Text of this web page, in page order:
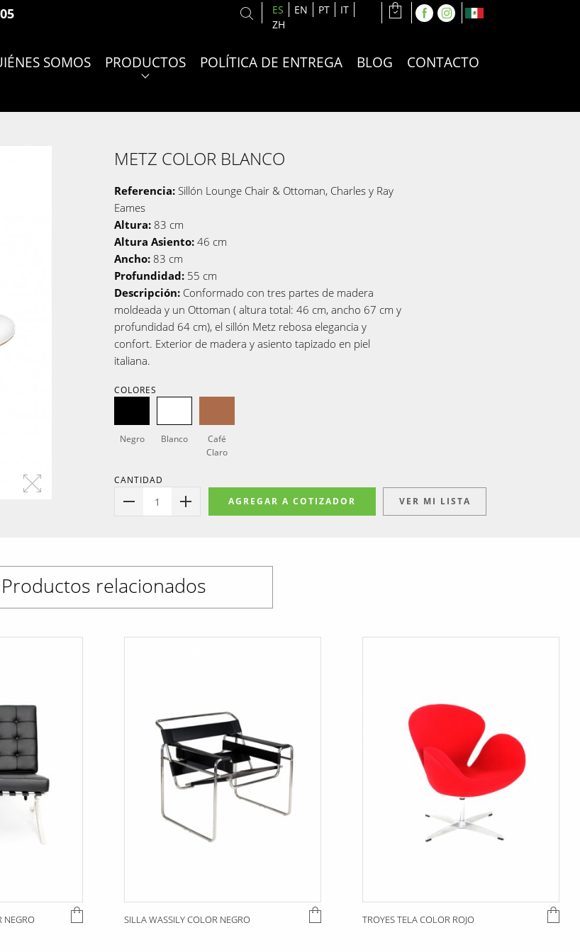
ES EN PT
IT
ZH
SOMOS PRODUCTOS POLÍTICA DE ENTREGA BLOG CONTACTO
METZ COLOR BLANCO
Referencia: Sillón Lounge Chair & Ottoman, Charles y Ray
Eames
Altura: 83 cm
Altura Asiento: 46 cm
Ancho: 83 cm
Profundidad: 55 cm
Descripción: Conformado con tres partes de madera
moldeada y un Ottoman ( altura total: 46 cm, ancho 67 cm y
profundidad 64 cm), el sillón Metz rebosa elegancia y
confort. Exterior de madera y asiento tapizado en piel
italiana.
COLORES
Negro Blanco
Café
Claro
CANTIDAD
1 AGREGAR A COTIZADOR VER MI LISTA
Productos relacionados
NEGRO SILLA WASSILY COLOR NEGRO TROYES TELA COLOR ROJO